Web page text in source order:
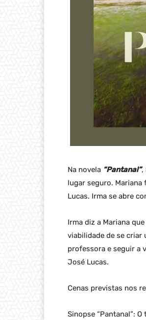
Na novela “Pantanal”,
lugar seguro. Mariana
Lucas. Irma se abre
Irma diz a Mariana
viabilidade de se criar
professora e seguir a
José Lucas.
Cenas previstas nos
Sinopse “Pantanal”: